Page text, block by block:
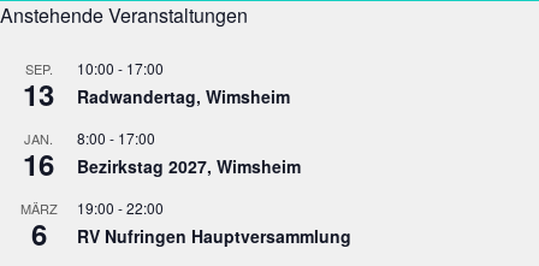
Anstehende Veranstaltungen
SEP.
13
10:00 - 17:00
Radwandertag, Wimsheim
JAN.
16
8:00 - 17:00
Bezirkstag 2027, Wimsheim
MÄRZ
6
19:00 -22:00
RV Nufringen Hauptversammlung